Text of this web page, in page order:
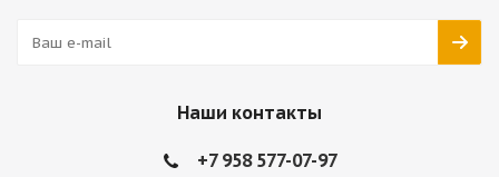
Наши контакты
+7 958 577-07-97